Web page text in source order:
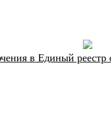
в Единый реестр